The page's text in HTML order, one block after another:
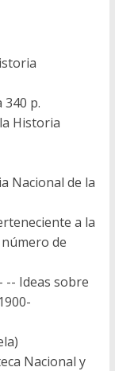
340 p.
Historia
Nacional de la
a la
de
-- Ideas sobre
Nacional y